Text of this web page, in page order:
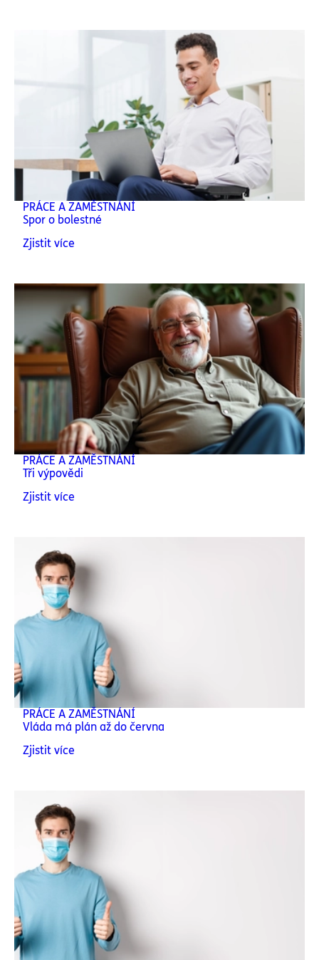
PRÁCE A ZAMĚSTNÁNÍ
Spor o bolestné
Zjistit více
PRÁCE A ZAMĚSTNÁNÍ
Tři výpovědi
Zjistit více
PRÁCE A ZAMĚSTNÁNÍ
Vláda má plán až do června
Zjistit více